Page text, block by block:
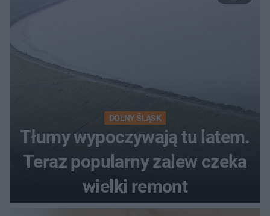
DOLNY ŚLĄSK
Tłumy wypoczywają tu latem.
Teraz popularny zalew czeka
wielki remont